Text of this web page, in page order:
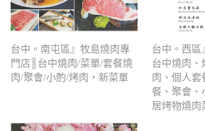
台中。南屯區』牧島燒肉專
門店║台中燒肉/菜單/套餐燒
肉/聚會/小酌/烤肉，新菜單
台中。西區
台中燒肉、
肉、個人套
餐、聚會、
居烤物燒肉